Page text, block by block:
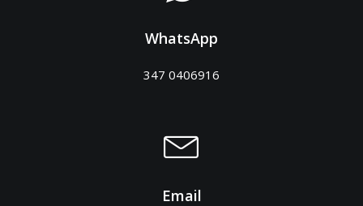
WhatsApp
347 0406916
Email